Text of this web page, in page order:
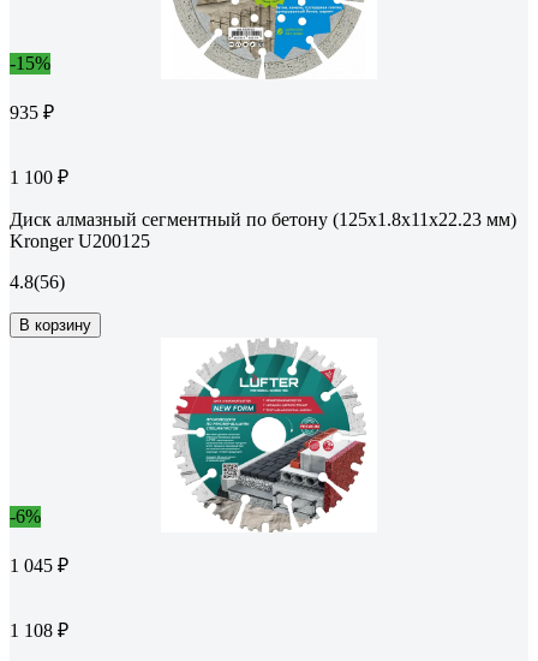
-15%
935 ₽
1 100 ₽
Диск алмазный сегментный по бетону (125x1.8x11x22.23 мм)
Kronger U200125
4.8(56)
В корзину
-6%
1 045 ₽
1 108 ₽